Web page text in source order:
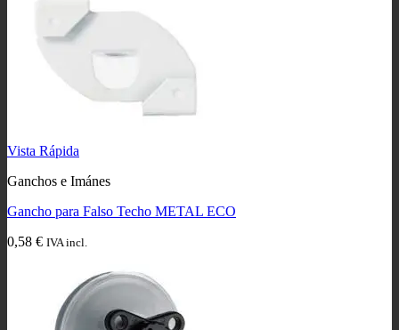
desde
0,51 €
1,84 €
Vista Rápida
Ganchos e Imánes
Gancho para Falso Techo METAL ECO
0,58 € IVA incl.